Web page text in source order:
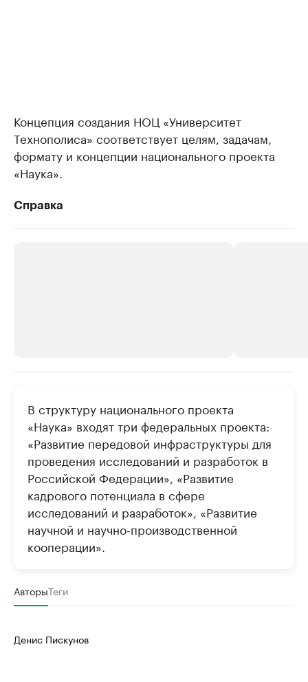
Концепция создания НОЦ «Университет
Технополиса» соответствует целям, задачам,
формату и концепции национального проекта
«Наука».
Справка
Делитесь новостями бизнеса на РБК
Управляйте страницей компании и развивайте личные
бренды спикеров бизнеса
Посмотрите
В структуру национального проекта
«Наука» входят три федеральных проекта:
«Развитие передовой инфраструктуры для
проведения исследований и разработок в
Российской Федерации», «Развитие
кадрового потенциала в сфере
исследований и разработок», «Развитие
научной и научно-производственной
кооперации».
АвторыТеги
Денис Пискунов